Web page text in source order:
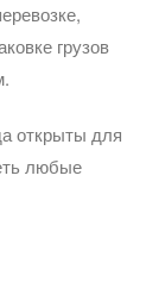
грузов
открыты для
любые